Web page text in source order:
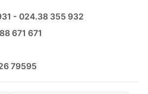
- 024.38 355 932
671 671
79595